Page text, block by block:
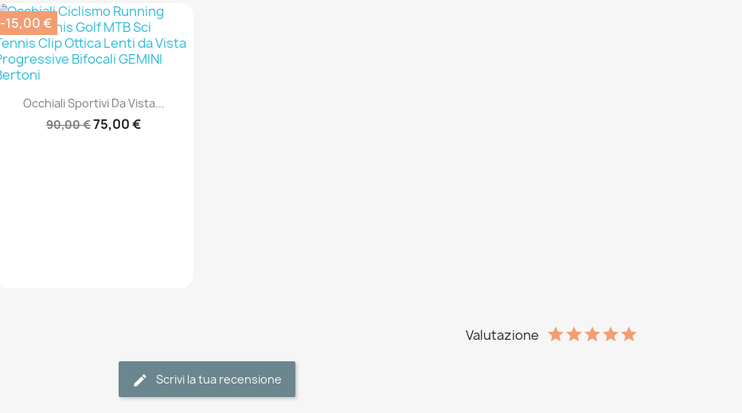
Anteprima
Occhiali Sportivi Da Vista...
90,00 €75,00 €
-15,00 €
Valutazione
Scrivi la tua recensione